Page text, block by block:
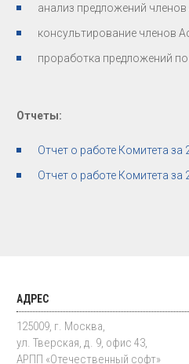
анализ предложений
консультирование членов
проработка предложений
Отчеты:
Отчет о работе Комитета за
Отчет о работе Комитета за
АДРЕС
125009, г. Москва,
ул. Тверская, д. 9, офис 43,
АРПП «Отечественный софт»